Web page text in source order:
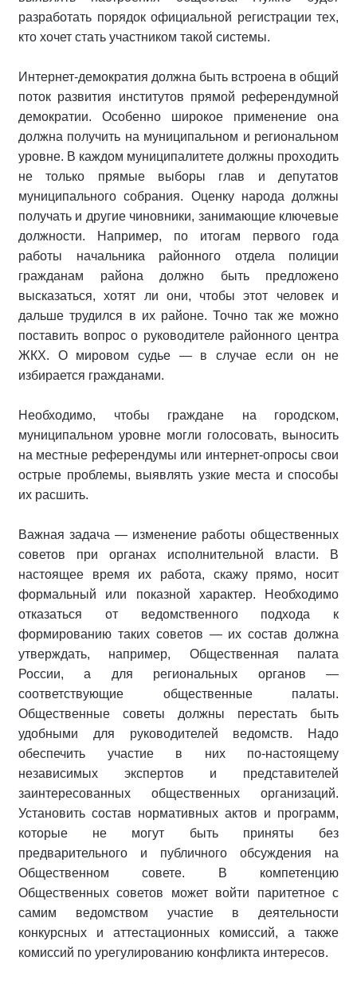
разработать порядок официальной регистрации тех,
кто хочет стать участником такой системы.
Интернет-демократия должна быть встроена в общий
поток развития институтов прямой референдумной
демократии. Особенно широкое применение она
должна получить на муниципальном и региональном
уровне. В каждом муниципалитете должны проходить
не только прямые выборы глав и депутатов
муниципального собрания. Оценку народа должны
получать и другие чиновники, занимающие ключевые
должности. Например, по итогам первого года
работы начальника районного отдела полиции
гражданам района должно быть предложено
высказаться, хотят ли они, чтобы этот человек и
дальше трудился в их районе. Точно так же можно
поставить вопрос о руководителе районного центра
ЖКХ. О мировом судье — в случае если он не
избирается гражданами.
Необходимо, чтобы граждане на городском,
муниципальном уровне могли голосовать, выносить
на местные референдумы или интернет-опросы свои
острые проблемы, выявлять узкие места и способы
их расшить.
Важная задача — изменение работы общественных
советов при органах исполнительной власти. В
настоящее время их работа, скажу прямо, носит
формальный или показной характер. Необходимо
отказаться от ведомственного подхода к
формированию таких советов — их состав должна
утверждать, например, Общественная палата
России, а для региональных органов —
соответствующие общественные палаты.
Общественные советы должны перестать быть
удобными для руководителей ведомств. Надо
обеспечить участие в них по-настоящему
независимых экспертов и представителей
заинтересованных общественных организаций.
Установить состав нормативных актов и программ,
которые не могут быть приняты без
предварительного и публичного обсуждения на
Общественном совете. В компетенцию
Общественных советов может войти паритетное с
самим ведомством участие в деятельности
конкурсных и аттестационных комиссий, а также
комиссий по урегулированию конфликта интересов.